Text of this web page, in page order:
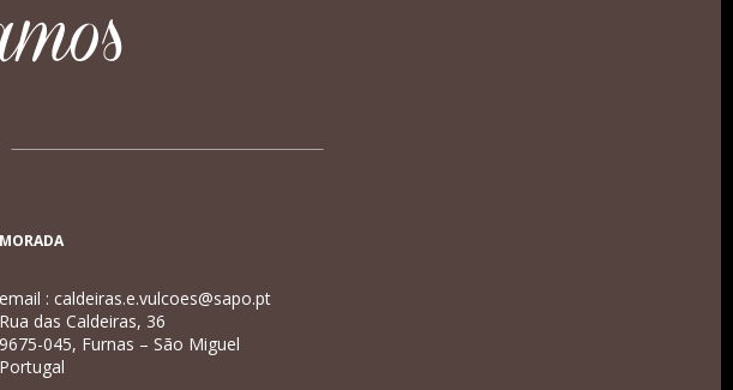
MORADA
email : caldeiras.e.vulcoes@sapo.pt
Rua das Caldeiras, 36
9675-045, Furnas – São Miguel
Portugal